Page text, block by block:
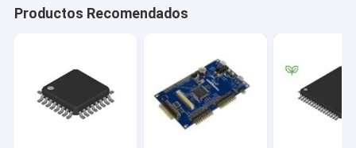
Productos Recomendados